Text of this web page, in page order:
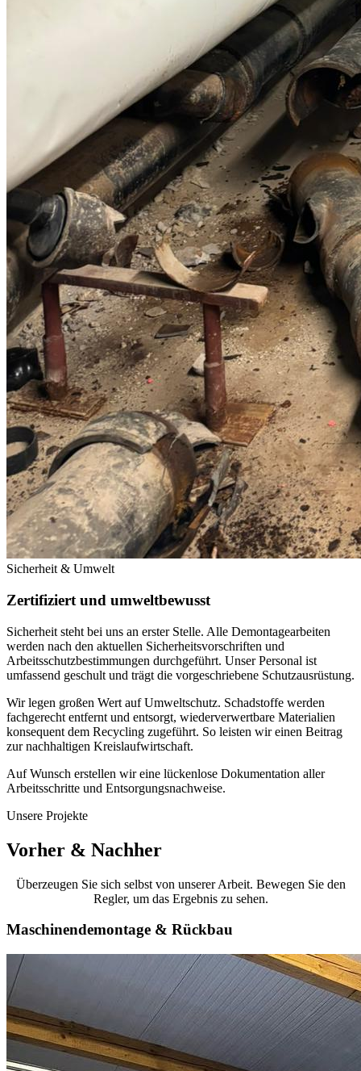
Sicherheit & Umwelt
Zertifiziert und umweltbewusst
Sicherheit steht bei uns an erster Stelle. Alle Demontagearbeiten
werden nach den aktuellen Sicherheitsvorschriften und
Arbeitsschutzbestimmungen durchgeführt. Unser Personal ist
umfassend geschult und trägt die vorgeschriebene Schutzausrüstung.
Wir legen großen Wert auf Umweltschutz. Schadstoffe werden
fachgerecht entfernt und entsorgt, wiederverwertbare Materialien
konsequent dem Recycling zugeführt. So leisten wir einen Beitrag
zur nachhaltigen Kreislaufwirtschaft.
Auf Wunsch erstellen wir eine lückenlose Dokumentation aller
Arbeitsschritte und Entsorgungsnachweise.
Unsere Projekte
Vorher & Nachher
Überzeugen Sie sich selbst von unserer Arbeit. Bewegen Sie den
Regler, um das Ergebnis zu sehen.
Maschinendemontage & Rückbau